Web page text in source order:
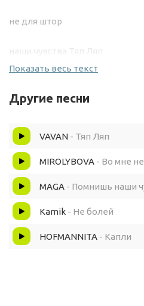
не для штор
наши чувства Тяп Ляп
С неба капли кап кап
По карнизам не для штор
Наши чувства тяп ляп
Не любовь а бы что
Не нужна это лав
Показать весь текст
Другие песни
VAVAN - Тяп Ляп
MIROLYBOVA - Во мне не
MAGA - Помнишь наши
Kamik - Не болей
HOFMANNITA - Капли